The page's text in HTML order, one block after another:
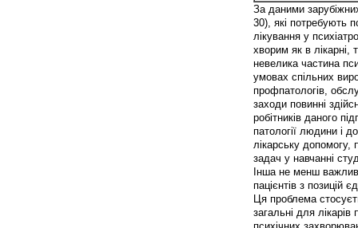
За даними
30), які потребують
лікування у
хворим як в лікарні,
невелика частина
умовах спільних
профпатологів,
заходи повинні
робітників даного
патології людини і
лікарську
задач у навчанні
Інша не менш
пацієнтів з позицій
Ця проблема
загальні для